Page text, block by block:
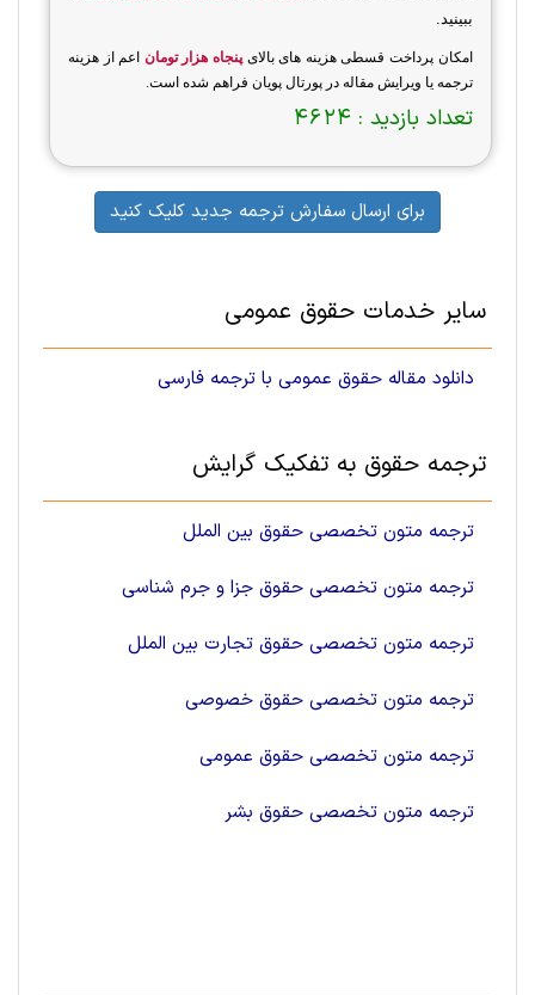
ببینید.
امکان پرداخت قسطی هزینه های بالایپنجاه هزار تومان اعم از هزینه
ترجمه یا ویرایش مقاله در پورتال پویان فراهم شده است.
تعداد بازدید : 4624
برای ارسال سفارش ترجمه جدید کلیک کنید
سایر خدمات حقوق عمومی
دانلود مقاله حقوق عمومی با ترجمه فارسی
ترجمه حقوق به تفکیک گرایش
ترجمه متون تخصصی حقوق بین الملل
ترجمه متون تخصصی حقوق جزا و جرم شناسی
ترجمه متون تخصصی حقوق تجارت بین الملل
ترجمه متون تخصصی حقوق خصوصی
ترجمه متون تخصصی حقوق عمومی
ترجمه متون تخصصی حقوق بشر